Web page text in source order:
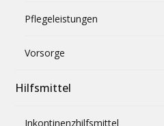
Pflegeleistungen
Vorsorge
Hilfsmittel
Inkontinenzhilfsmittel